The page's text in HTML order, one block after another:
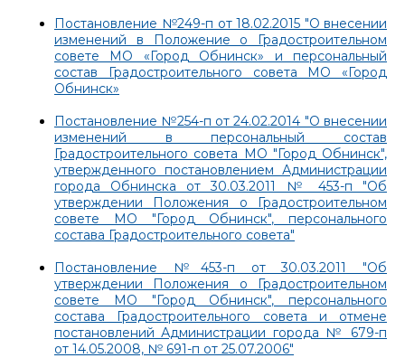
Постановление №249-п от 18.02.2015 "О внесении
изменений в Положение о Градостроительном
совете МО «Город Обнинск» и персональный
состав Градостроительного совета МО «Город
Обнинск»
Постановление №254-п от 24.02.2014 "О внесении
изменений в персональный состав
Градостроительного совета МО "Город Обнинск",
утвержденного постановлением Администрации
города Обнинска от 30.03.2011 № 453-п "Об
утверждении Положения о Градостроительном
совете МО "Город Обнинск", персонального
состава Градостроительного совета"
Постановление №453-п от 30.03.2011 "Об
утверждении Положения о Градостроительном
совете МО "Город Обнинск", персонального
состава Градостроительного совета и отмене
постановлений Администрации города № 679-п
от 14.05.2008, № 691-п от 25.07.2006"